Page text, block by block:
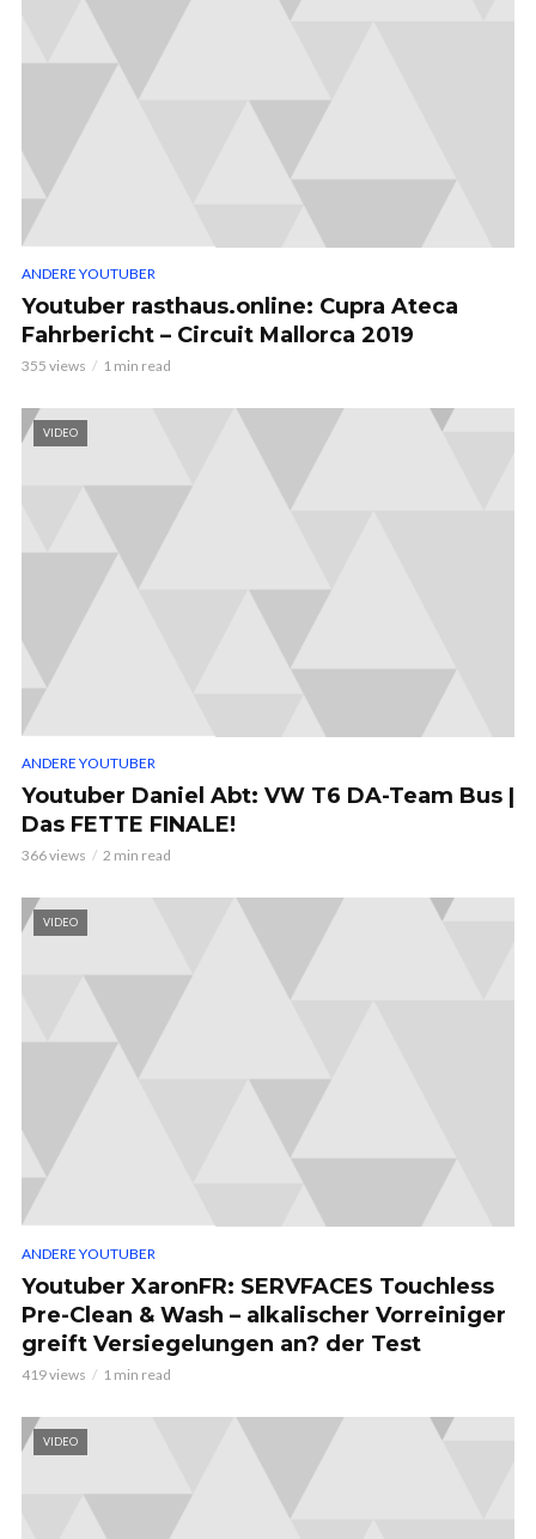
ANDERE YOUTUBER
Youtuber rasthaus.online: Cupra Ateca
Fahrbericht – Circuit Mallorca 2019
355 views 1 min read
VIDEO
ANDERE YOUTUBER
Youtuber Daniel Abt: VW T6 DA-Team Bus |
Das FETTE FINALE!
366 views 2 min read
VIDEO
ANDERE YOUTUBER
Youtuber XaronFR: SERVFACES Touchless
Pre-Clean & Wash – alkalischer Vorreiniger
greift Versiegelungen an? der Test
419 views 1 min read
VIDEO